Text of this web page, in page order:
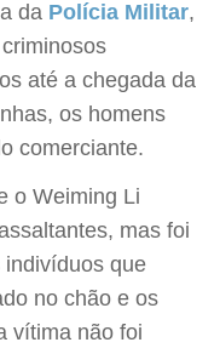
da Polícia Militar,
até a chegada da
os homens
comerciante.
o Weiming Li
mas foi
que
no chão e os
vítima não foi